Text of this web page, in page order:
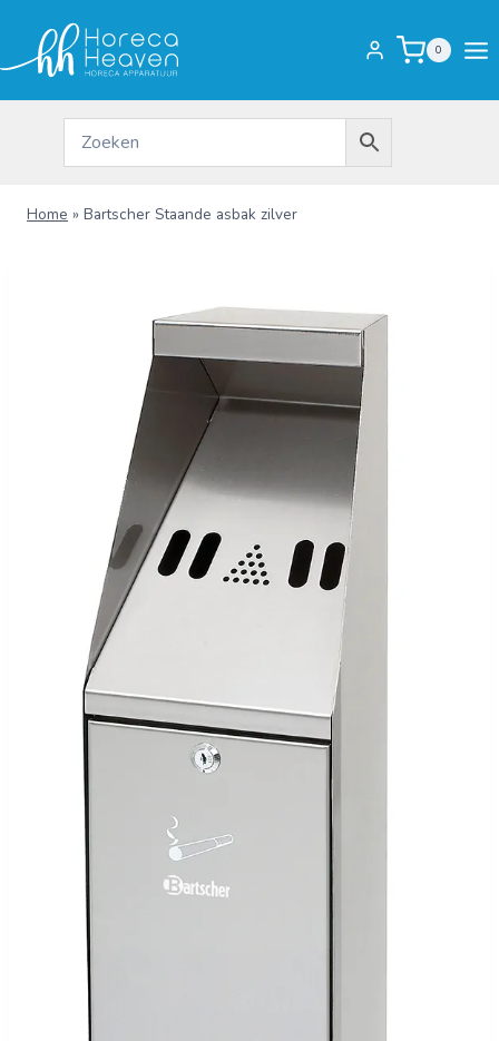
inhoud
0
Home » Bartscher Staande asbak zilver